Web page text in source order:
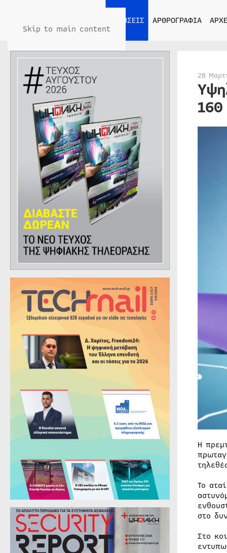
Skip to main content
ΕΙΔΗΣΕΙΣ ΑΡΘΡΟΓΡΑΦΙΑ
28
Η
Το
στο
Στο